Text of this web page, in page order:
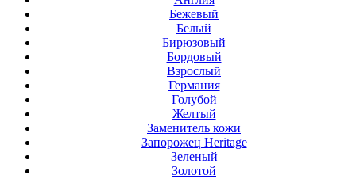
Бежевый
Белый
Бирюзовый
Бордовый
Взрослый
Германия
Голубой
Желтый
Заменитель кожи
Запорожец Heritage
Зеленый
Золотой